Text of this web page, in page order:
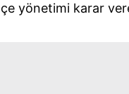
yönetimi karar